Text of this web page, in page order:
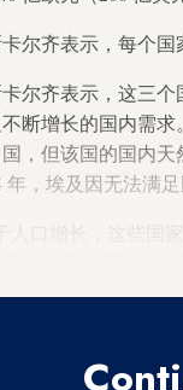
尔齐表示，每个国
尔齐表示，这三
断增长的国内需求
，但该国的国内天
年，埃及因无法满